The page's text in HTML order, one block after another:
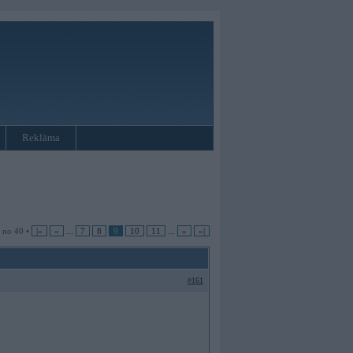
Reklāma
40 • |« « 7 8 9 10 11 » »|
#161